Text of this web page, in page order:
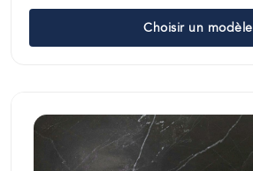
Choisir un modèle